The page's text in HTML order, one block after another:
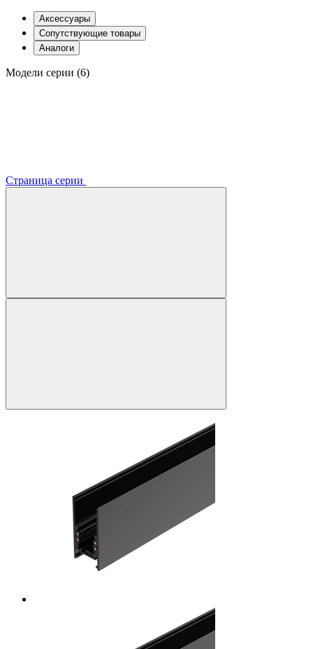
Аксессуары
Сопутствующие товары
Аналоги
Модели серии (6)
Страница серии